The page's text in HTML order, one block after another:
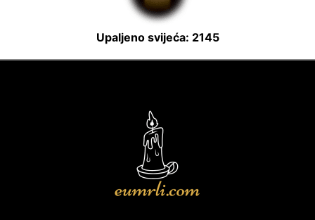
Upaljeno svijeća: 2145